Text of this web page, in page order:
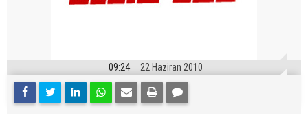
09:24 22 Haziran 2010